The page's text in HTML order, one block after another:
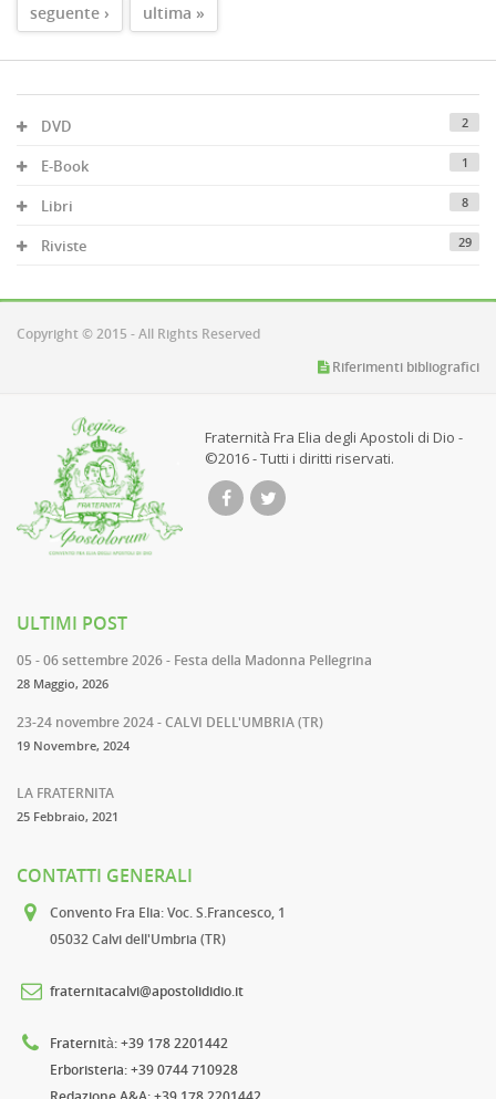
seguente ›
ultima »
DVD 2
E-Book 1
Libri 8
Riviste 29
Copyright © 2015 - All Rights Reserved
Riferimenti bibliografici
Fraternità Fra Elia degli Apostoli di Dio -
©2016 - Tutti i diritti riservati.
ULTIMI POST
05 - 06 settembre 2026 - Festa della Madonna Pellegrina
28 Maggio, 2026
23-24 novembre 2024 - CALVI DELL'UMBRIA (TR)
19 Novembre, 2024
LA FRATERNITA
25 Febbraio, 2021
CONTATTI GENERALI
Convento Fra Elia: Voc. S.Francesco, 1
05032 Calvi dell'Umbria (TR)
fraternitacalvi@apostolididio.it
Fraternità: +39 178 2201442
Erboristeria: +39 0744 710928